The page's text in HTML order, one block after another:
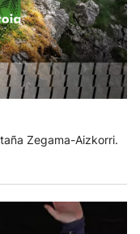
Zegama-Aizkorri.